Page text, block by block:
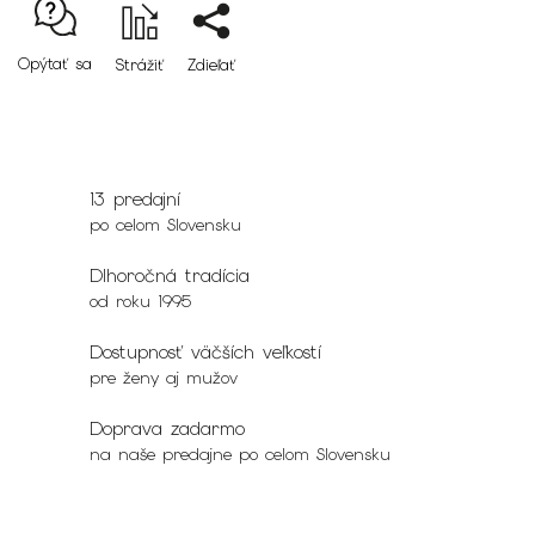
Opýtať sa Strážiť Zdieľať
13 predajní
po celom Slovensku
Dlhoročná tradícia
od roku 1995
Dostupnosť väčších veľkostí
pre ženy aj mužov
Doprava zadarmo
na naše predajne po celom Slovensku